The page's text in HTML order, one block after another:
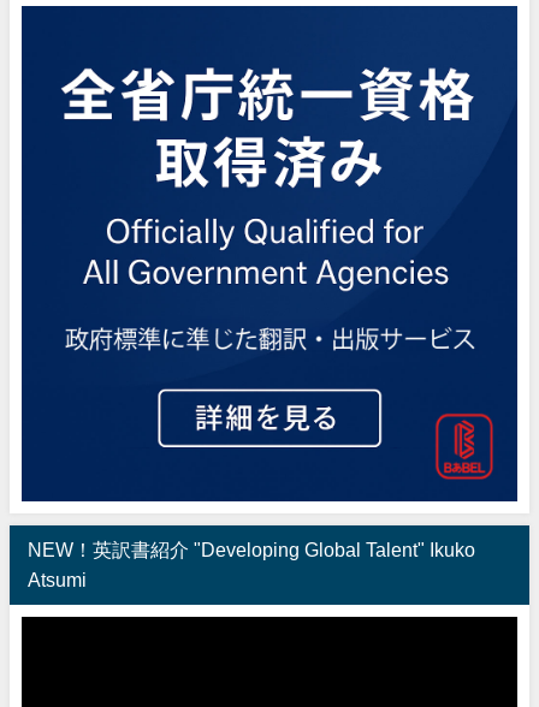
NEW！英訳書紹介 "Developing Global Talent" Ikuko
Atsumi